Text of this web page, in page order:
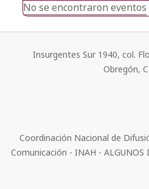
No se encontraron eventos
Insurgentes Sur 1940, col.
Obregón,
Coordinación Nacional de
Comunicación - INAH - ALGUNOS